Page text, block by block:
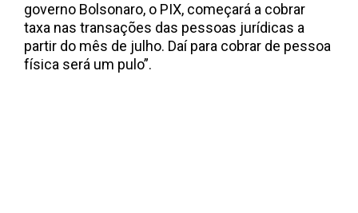
governo Bolsonaro, o PIX, começará a cobrar
taxa nas transações das pessoas jurídicas a
partir do mês de julho. Daí para cobrar de pessoa
física será um pulo”.